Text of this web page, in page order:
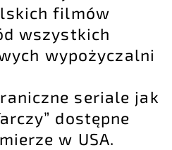
filmów
wszystkich
wypożyczalni
seriale jak
dostępne
w USA.